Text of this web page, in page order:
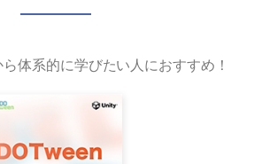
体系的に学びたい人におすすめ！